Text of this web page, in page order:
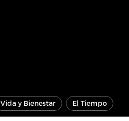
Vida y Bienestar El Tiempo